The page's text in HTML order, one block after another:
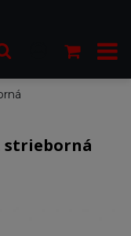
strieborná